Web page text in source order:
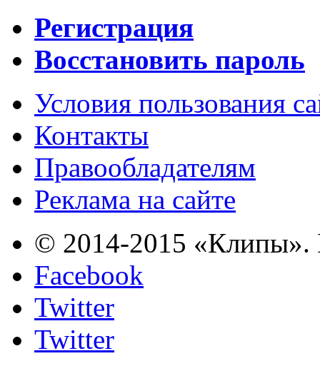
Регистрация
Восстановить пароль
Условия пользования
Контакты
Правообладателям
Реклама на сайте
© 2014-2015 «Клипы».
Facebook
Twitter
Twitter